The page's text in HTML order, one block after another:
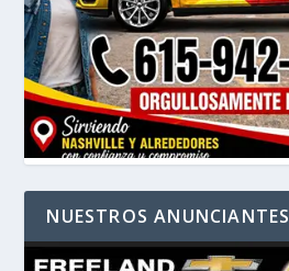
NUESTROS ANUNCIANTES